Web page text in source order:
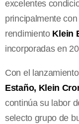
excelentes
principalmente
rendimiento Klein
incorporadas en
Con el
Estaño, Klein
continúa su labor
selecto grupo de